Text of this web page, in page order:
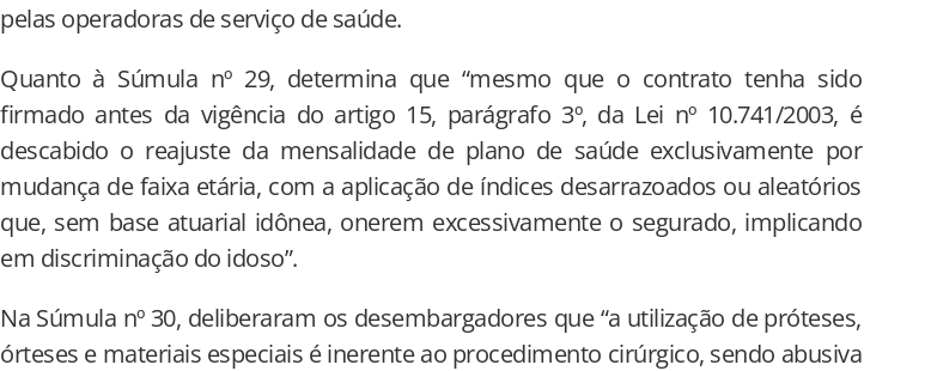
pelas operadoras de serviço de saúde.
Quanto à Súmula nº 29, determina que “mesmo que o contrato tenha sido
firmado antes da vigência do artigo 15, parágrafo 3º, da Lei nº 10.741/2003, é
descabido o reajuste da mensalidade de plano de saúde exclusivamente por
mudança de faixa etária, com a aplicação de índices desarrazoados ou aleatórios
que, sem base atuarial idônea, onerem excessivamente o segurado, implicando
em discriminação do idoso”.
Na Súmula nº 30, deliberaram os desembargadores que “a utilização de próteses,
órteses e materiais especiais é inerente ao procedimento cirúrgico, sendo abusiva